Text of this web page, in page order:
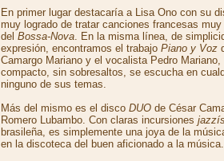
En primer lugar destacaría a Lisa Ono con su
muy logrado de tratar canciones francesas
del Bossa-Nova. En la misma línea, de
expresión, encontramos el trabajo Piano y Voz
Camargo Mariano y el vocalista Pedro
compacto, sin sobresaltos, se escucha en
ninguno de sus temas.
Más del mismo es el disco DUO de César
Romero Lubambo. Con claras incursiones
brasileña, es simplemente una joya de la
en la discoteca del buen aficionado a la